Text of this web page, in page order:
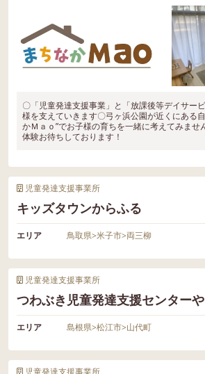
〇「児童発達支援事業」と「放課後等デイサー
様を支えていきます〇弓ヶ浜公園が近くにある
かＭａｏ”でお子様の育ちを一緒に考えてみませ
体験お待ちしております！
児童発達支援事業所
キッズタウンからふる
エリア 鳥取県>米子市>両三柳
児童発達支援事業所
つわぶき児童発達支援センター
エリア 島根県>松江市>山代町
児童発達支援事業所